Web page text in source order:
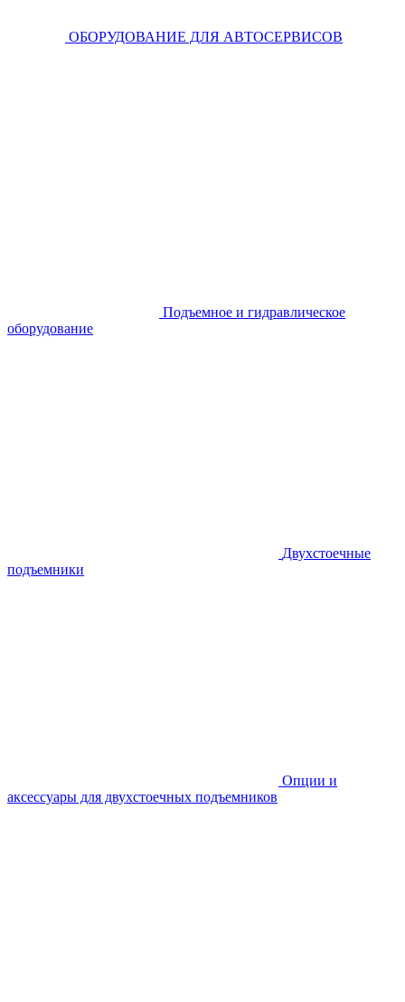
ОБОРУДОВАНИЕ ДЛЯ АВТОСЕРВИСОВ
Подъемное и гидравлическое
оборудование
Двухстоечные
подъемники
Опции и
аксессуары для двухстоечных подъемников